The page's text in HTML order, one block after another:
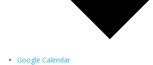
Google Calendar